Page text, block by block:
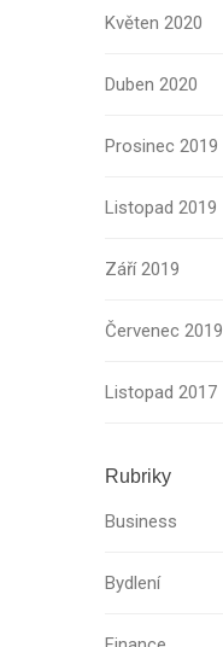
Květen 2020
Duben 2020
Prosinec 2019
Listopad 2019
Září 2019
Červenec 2019
Listopad 2017
Rubriky
Business
Bydlení